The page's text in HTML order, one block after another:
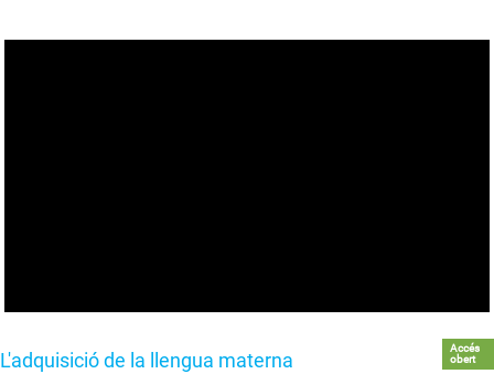
L'adquisició de la llengua materna
Accés
obert